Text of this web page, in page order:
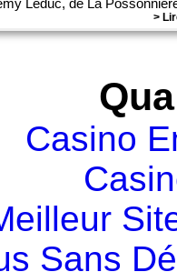
Leduc, de La
>
Casino
Sans